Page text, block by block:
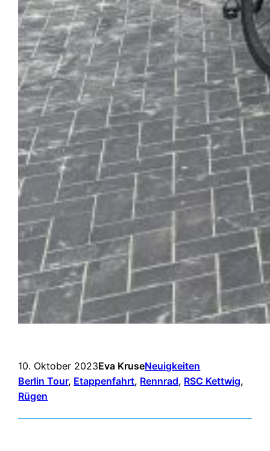
10. Oktober 2023Eva KruseNeuigkeiten
Berlin Tour, Etappenfahrt, Rennrad, RSC Kettwig
Rügen